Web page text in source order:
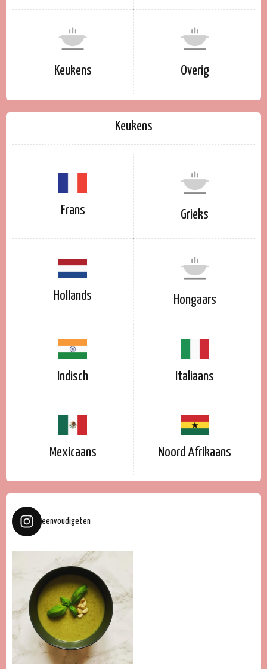
Keukens Overig
Keukens
Frans Grieks
Hollands Hongaars
Indisch Italiaans
Mexicaans Noord Afrikaans
eenvoudigeten